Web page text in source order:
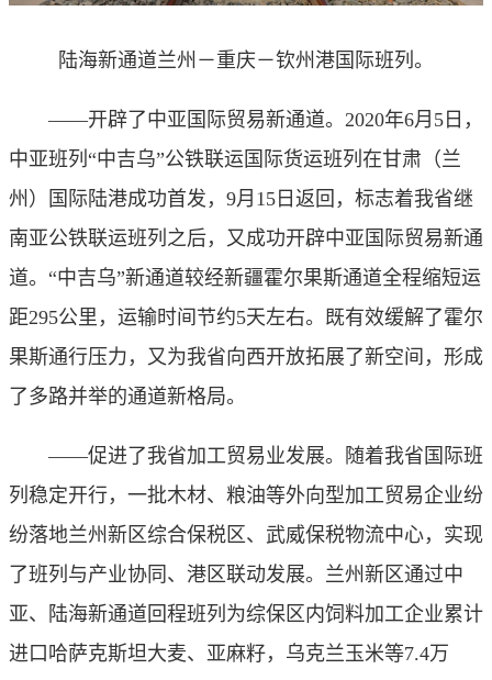
陆海新通道兰州－重庆－钦州港国际班列。
——开辟了中亚国际贸易新通道。2020年6月5日，
中亚班列“中吉乌”公铁联运国际货运班列在甘肃（兰
州）国际陆港成功首发，9月15日返回，标志着我省继
南亚公铁联运班列之后，又成功开辟中亚国际贸易新通
道。“中吉乌”新通道较经新疆霍尔果斯通道全程缩短运
距295公里，运输时间节约5天左右。既有效缓解了霍尔
果斯通行压力，又为我省向西开放拓展了新空间，形成
了多路并举的通道新格局。
——促进了我省加工贸易业发展。随着我省国际班
列稳定开行，一批木材、粮油等外向型加工贸易企业纷
纷落地兰州新区综合保税区、武威保税物流中心，实现
了班列与产业协同、港区联动发展。兰州新区通过中
亚、陆海新通道回程班列为综保区内饲料加工企业累计
进口哈萨克斯坦大麦、亚麻籽，乌克兰玉米等7.4万